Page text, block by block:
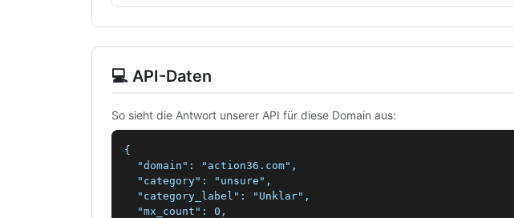
💻 API-Daten
So sieht die Antwort unserer API für diese Domain aus:
{
  "domain": "action36.com",
  "category": "unsure",
  "category_label": "Unklar",
  "mx_count": 0,